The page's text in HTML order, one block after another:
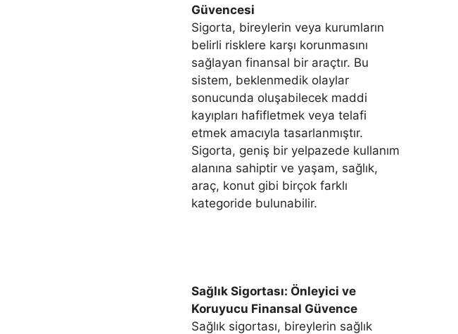
Güvencesi
Sigorta, bireylerin veya kurumların
belirli risklere karşı korunmasını
sağlayan finansal bir araçtır. Bu
sistem, beklenmedik olaylar
sonucunda oluşabilecek maddi
kayıpları hafifletmek veya telafi
etmek amacıyla tasarlanmıştır.
Sigorta, geniş bir yelpazede kullanım
alanına sahiptir ve yaşam, sağlık,
araç, konut gibi birçok farklı
kategoride bulunabilir.
Sağlık Sigortası: Önleyici ve
Koruyucu Finansal Güvence
Sağlık sigortası, bireylerin sağlık